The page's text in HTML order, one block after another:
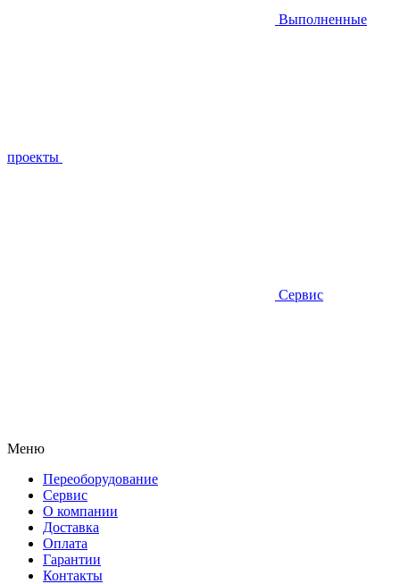
Выполненные
проекты
Сервис
Меню
Переоборудование
Сервис
О компании
Доставка
Оплата
Гарантии
Контакты